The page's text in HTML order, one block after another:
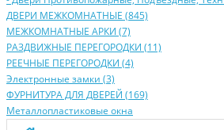
ДВЕРИ МЕЖКОМНАТНЫЕ (845)
МЕЖКОМНАТНЫЕ АРКИ (7)
РАЗДВИЖНЫЕ ПЕРЕГОРОДКИ (11)
РЕЕЧНЫЕ ПЕРЕГОРОДКИ (4)
Электронные замки (3)
ФУРНИТУРА ДЛЯ ДВЕРЕЙ (169)
Металлопластиковые окна